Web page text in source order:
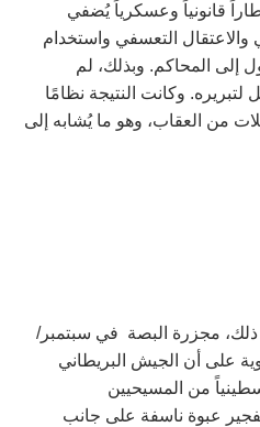
قانونياً وعسكرياً يُضفي
التعسفي واستخدام
إلى المحاكم. وبذلك، لم
لتبريره. وكانت النتيجة نظامًا
من العقاب، وهو ما يُشابه إلى
مجزرة البصة في سبتمبر/
قوية على أن الجيش البريطاني
مجزرة بحق نحو 50 فلسطينياً من المسيحيين
عبوة ناسفة على جانب